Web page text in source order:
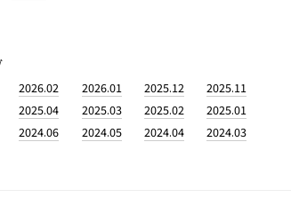
2026.02 2026.01 2025.12
2025.11
2025.04 2025.03 2025.02
2025.01
2024.06 2024.05 2024.04
2024.03